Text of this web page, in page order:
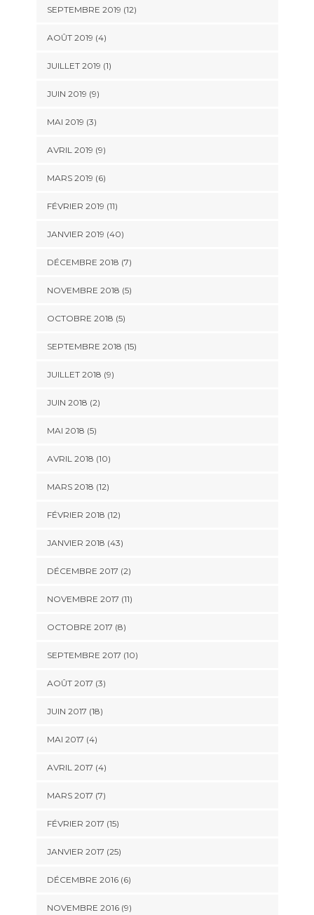
SEPTEMBRE 2019 (12)
AOÛT 2019 (4)
JUILLET 2019 (1)
JUIN 2019 (9)
MAI 2019 (3)
AVRIL 2019 (9)
MARS 2019 (6)
FÉVRIER 2019 (11)
JANVIER 2019 (40)
DÉCEMBRE 2018 (7)
NOVEMBRE 2018 (5)
OCTOBRE 2018 (5)
SEPTEMBRE 2018 (15)
JUILLET 2018 (9)
JUIN 2018 (2)
MAI 2018 (5)
AVRIL 2018 (10)
MARS 2018 (12)
FÉVRIER 2018 (12)
JANVIER 2018 (43)
DÉCEMBRE 2017 (2)
NOVEMBRE 2017 (11)
OCTOBRE 2017 (8)
SEPTEMBRE 2017 (10)
AOÛT 2017 (3)
JUIN 2017 (18)
MAI 2017 (4)
AVRIL 2017 (4)
MARS 2017 (7)
FÉVRIER 2017 (15)
JANVIER 2017 (25)
DÉCEMBRE 2016 (6)
NOVEMBRE 2016 (9)